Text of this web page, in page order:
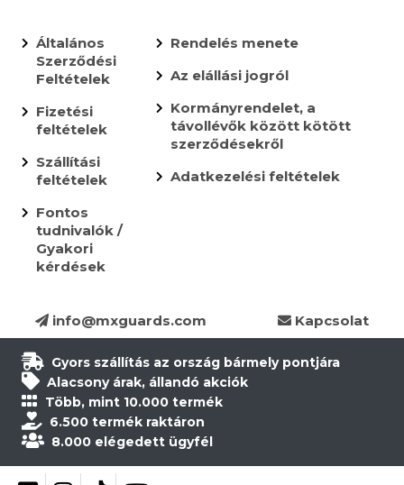
Általános
Szerződési
Feltételek
Fizetési
feltételek
Szállítási
feltételek
Fontos
tudnivalók /
Gyakori
kérdések
Rendelés menete
Az elállási jogról
Kormányrendelet, a
távollévők között kötött
szerződésekről
Adatkezelési feltételek
info@mxguards.com Kapcsolat
Gyors szállítás az ország bármely pontjára
Alacsony árak, állandó akciók
Több, mint 10.000 termék
6.500 termék raktáron
8.000 elégedett ügyfél